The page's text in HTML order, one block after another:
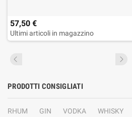
57,50 €
Ultimi articoli in magazzino
PRODOTTI CONSIGLIATI
RHUM GIN VODKA WHISKY